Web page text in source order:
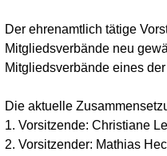
Der ehrenamtlich tätige
Mitgliedsverbände neu
Mitgliedsverbände eines
Die aktuelle
1. Vorsitzende: Christiane
2. Vorsitzender: Mathias